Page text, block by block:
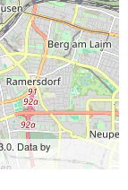
Data by